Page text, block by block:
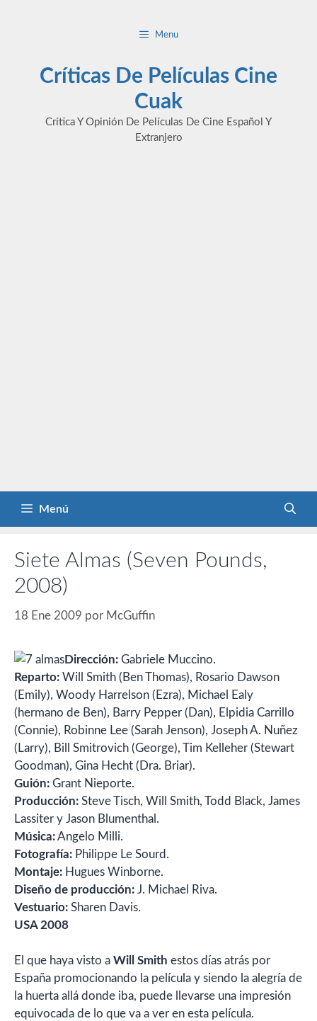
Menu
Críticas De Películas Cine
Cuak
Crítica Y Opinión De Películas De Cine Español Y
Extranjero
Menú
Siete Almas (Seven Pounds,
2008)
18 Ene 2009 por McGuffin
Dirección: Gabriele Muccino.
Reparto: Will Smith (Ben Thomas), Rosario Dawson
(Emily), Woody Harrelson (Ezra), Michael Ealy
(hermano de Ben), Barry Pepper (Dan), Elpidia Carrillo
(Connie), Robinne Lee (Sarah Jenson), Joseph A. Nuñez
(Larry), Bill Smitrovich (George), Tim Kelleher (Stewart
Goodman), Gina Hecht (Dra. Briar).
Guión: Grant Nieporte.
Producción: Steve Tisch, Will Smith, Todd Black, James
Lassiter y Jason Blumenthal.
Música:Angelo Milli.
Fotografía: Philippe Le Sourd.
Montaje: Hugues Winborne.
Diseño de producción: J. Michael Riva.
Vestuario: Sharen Davis.
USA 2008
El que haya visto a Will Smith estos días atrás por
España promocionando la película y siendo la alegría de
la huerta allá donde iba, puede llevarse una impresión
equivocada de lo que va a ver en esta película.